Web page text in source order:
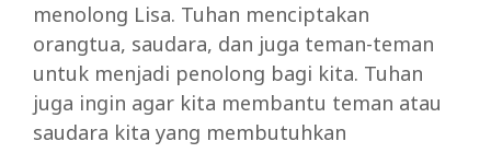
menolong Lisa. Tuhan menciptakan
orangtua, saudara, dan juga teman-teman
untuk menjadi penolong bagi kita. Tuhan
juga ingin agar kita membantu teman atau
saudara kita yang membutuhkan